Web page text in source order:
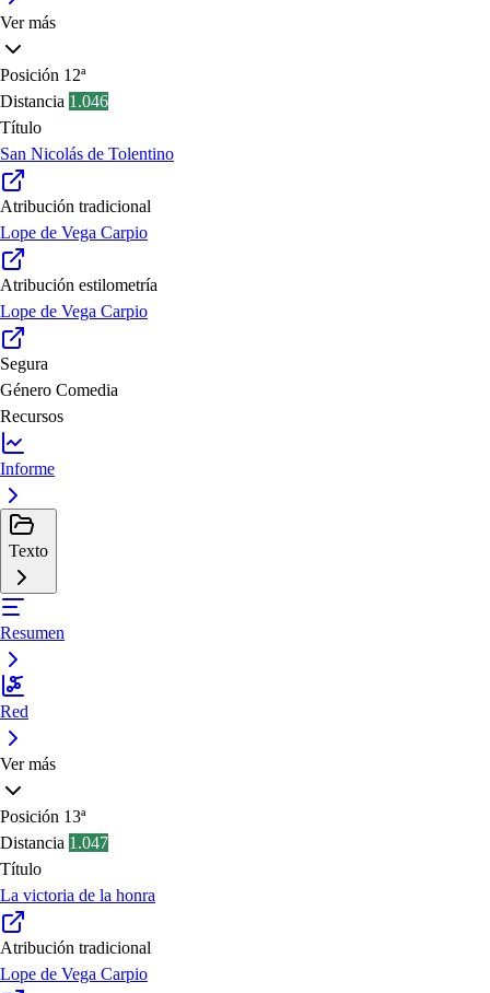
Ver más
Posición 12ª
Distancia 1.046
Título
San Nicolás de Tolentino
Atribución tradicional
Lope de Vega Carpio
Atribución estilometría
Lope de Vega Carpio
Segura
Género Comedia
Recursos
Informe
Texto
Resumen
Red
Ver más
Posición 13ª
Distancia 1.047
Título
La victoria de la honra
Atribución tradicional
Lope de Vega Carpio